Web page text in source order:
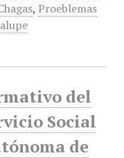
, Proeblemas
del
Social
de